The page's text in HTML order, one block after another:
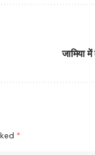
जामिया
*